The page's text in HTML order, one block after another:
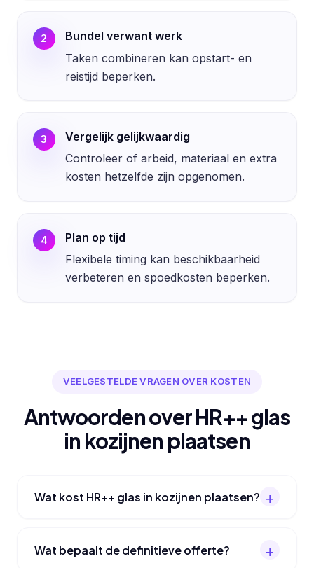
2
Bundel verwant werk
Taken combineren kan opstart- en
reistijd beperken.
3
Vergelijk gelijkwaardig
Controleer of arbeid, materiaal en extra
kosten hetzelfde zijn opgenomen.
4
Plan op tijd
Flexibele timing kan beschikbaarheid
verbeteren en spoedkosten beperken.
VEELGESTELDE VRAGEN OVER KOSTEN
Antwoorden over HR++ glas
in kozijnen plaatsen
Wat kost HR++ glas in kozijnen plaatsen?
Wat bepaalt de definitieve offerte?